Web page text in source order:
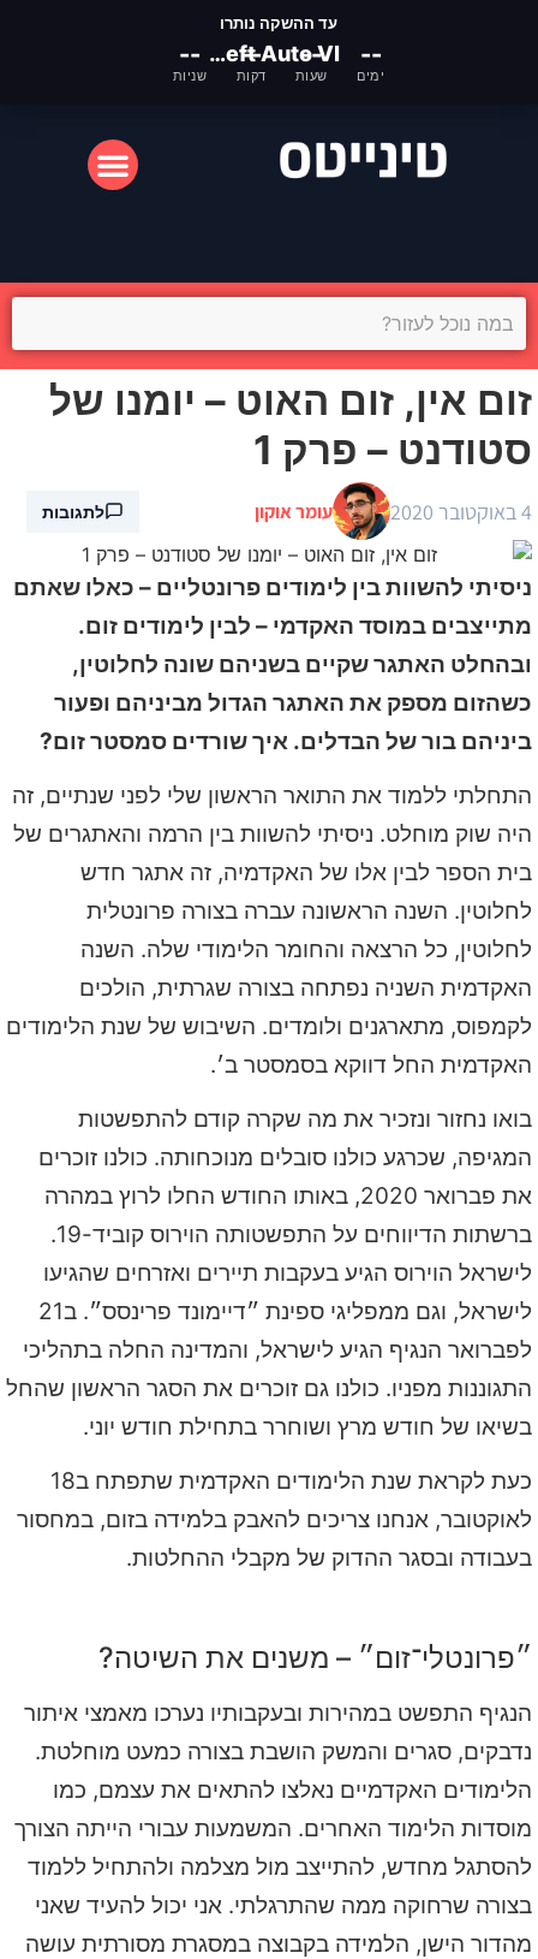
עד ההשקה נותרו
Grand Theft Auto VI --
ימים
--
שעות
--
דקות
--
שניות
זום אין, זום האוט – יומנו של
סטודנט – פרק 1
4 באוקטובר 2020 עומר אוקון לתגובות
ניסיתי להשוות בין לימודים פרונטליים – כאלו שאתם
מתייצבים במוסד האקדמי – לבין לימודים זום.
ובהחלט האתגר שקיים בשניהם שונה לחלוטין,
כשהזום מספק את האתגר הגדול מביניהם ופעור
ביניהם בור של הבדלים. איך שורדים סמסטר זום?
התחלתי ללמוד את התואר הראשון שלי לפני שנתיים, זה
היה שוק מוחלט. ניסיתי להשוות בין הרמה והאתגרים של
בית הספר לבין אלו של האקדמיה, זה אתגר חדש
לחלוטין. השנה הראשונה עברה בצורה פרונטלית
לחלוטין, כל הרצאה והחומר הלימודי שלה. השנה
האקדמית השניה נפתחה בצורה שגרתית, הולכים
לקמפוס, מתארגנים ולומדים. השיבוש של שנת הלימודים
האקדמית החל דווקא בסמסטר ב׳.
בואו נחזור ונזכיר את מה שקרה קודם להתפשטות
המגיפה, שכרגע כולנו סובלים מנוכחותה. כולנו זוכרים
את פברואר 2020, באותו החודש החלו לרוץ במהרה
ברשתות הדיווחים על התפשטותה הוירוס קוביד-19.
לישראל הוירוס הגיע בעקבות תיירים ואזרחים שהגיעו
לישראל, וגם ממפליגי ספינת ״דיימונד פרינסס״. ב21
לפברואר הנגיף הגיע לישראל, והמדינה החלה בתהליכי
התגוננות מפניו. כולנו גם זוכרים את הסגר הראשון שהחל
בשיאו של חודש מרץ ושוחרר בתחילת חודש יוני.
כעת לקראת שנת הלימודים האקדמית שתפתח ב18
לאוקטובר, אנחנו צריכים להאבק בלמידה בזום, במחסור
בעבודה ובסגר ההדוק של מקבלי ההחלטות.
״פרונטלי־זום״ – משנים את השיטה?
הנגיף התפשט במהירות ובעקבותיו נערכו מאמצי איתור
נדבקים, סגרים והמשק הושבת בצורה כמעט מוחלטת.
הלימודים האקדמיים נאלצו להתאים את עצמם, כמו
מוסדות הלימוד האחרים. המשמעות עבורי הייתה הצורך
להסתגל מחדש, להתייצב מול מצלמה ולהתחיל ללמוד
בצורה שרחוקה ממה שהתרגלתי. אני יכול להעיד שאני
מהדור הישן, הלמידה בקבוצה במסגרת מסורתית עושה